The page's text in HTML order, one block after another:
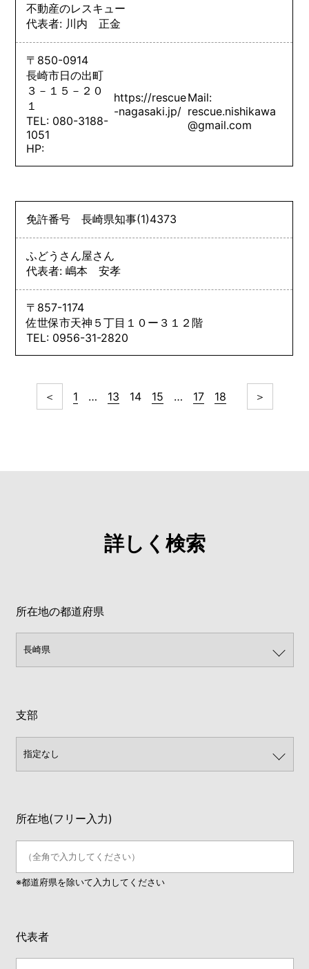
不動産のレスキュー
代表者: 川内 正金
〒850-0914
長崎市日の出町
３－１５－２０
１
TEL: 080-3188-
1051
HP:
https://rescue
-nagasaki.jp/
Mail:
rescue.nishikawa
@gmail.com
免許番号長崎県知事(1)4373
ふどうさん屋さん
代表者: 嶋本 安孝
〒857-1174
佐世保市天神５丁目１０ー３１２階
TEL: 0956-31-2820
＜ 1 … 13 14 15 … 17 18 ＞
詳しく検索
所在地の都道府県
支部
所在地(フリー入力)
※都道府県を除いて入力してください
代表者